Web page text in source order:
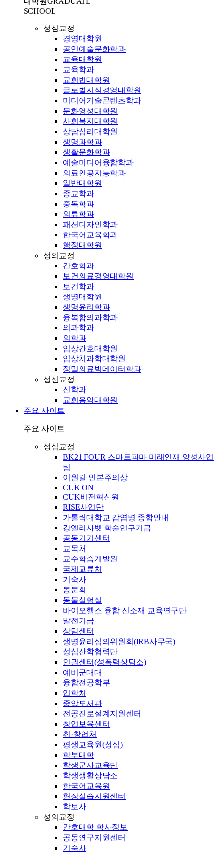
SCHOOL
성심교정
경영대학원
공연예술문화학과
교육대학원
교육학과
교회법대학원
글로벌지식경영대학원
미디어기술콘텐츠학과
문화영성대학원
사회복지대학원
상담심리대학원
생명과학과
생활문화학과
예술미디어융합학과
의료인공지능학과
일반대학원
종교학과
중독학과
의류학과
패션디자인학과
한국어교육학과
행정대학원
성의교정
간호학과
보건의료경영대학원
보건학과
생명대학원
생명윤리학과
융복합의과학과
의과학과
의학과
임상간호대학원
임상치과학대학원
정밀의료빅데이터학과
성신교정
신학과
교회음악대학원
주요 사이트
주요 사이트
성심교정
BK21 FOUR 스마트파마 미래인재 양성사업
팀
이원길 인본주의상
CUK ON
CUK비전혁신원
RISE사업단
가톨릭대학교 감염병 종합안내
강엘리사벳 학술연구기금
공동기기센터
교목처
교수학습개발원
국제교류처
기숙사
동문회
동물실험실
바이오헬스 융합 신소재 교육연구단
발전기금
상담센터
생명윤리심의위원회(IRB사무국)
성심산학협력단
인권센터(성폭력상담소)
예비군대대
융합전공학부
입학처
중앙도서관
전공진로설계지원센터
창업보육센터
취·창업처
평생교육원(성심)
학부대학
학생군사교육단
학생생활상담소
한국어교육원
현장실습지원센터
학보사
성의교정
간호대학 학사정보
공동연구지원센터
기숙사